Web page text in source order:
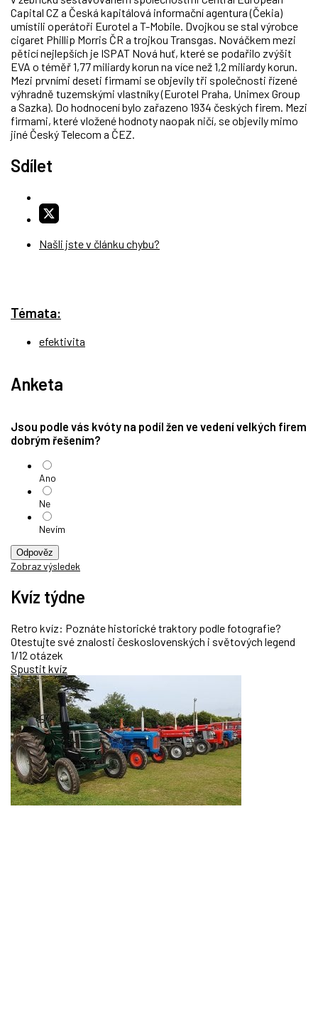
Capital CZ a Česká kapitálová informační agentura (Čekia)
umístili operátoři Eurotel a T-Mobile. Dvojkou se stal výrobce
cigaret Phillip Morris ČR a trojkou Transgas. Nováčkem mezi
pěticí nejlepších je ISPAT Nová huť, které se podařilo zvýšit
EVA o téměř 1,77 miliardy korun na více než 1,2 miliardy korun.
Mezi prvními deseti firmami se objevily tři společnosti řízené
výhradně tuzemskými vlastníky (Eurotel Praha, Unimex Group
a Sazka). Do hodnocení bylo zařazeno 1934 českých firem. Mezi
firmami, které vložené hodnoty naopak ničí, se objevily mimo
jiné Český Telecom a ČEZ.
Sdílet
Našli jste v článku chybu?
Témata:
efektivita
Anketa
Jsou podle vás kvóty na podíl žen ve vedení velkých firem
dobrým řešením?
Ano
Ne
Nevím
Odpověz
Zobraz výsledek
Kvíz týdne
Retro kvíz: Poznáte historické traktory podle fotografie?
Otestujte své znalosti československých i světových legend
1/12 otázek
Spustit kvíz